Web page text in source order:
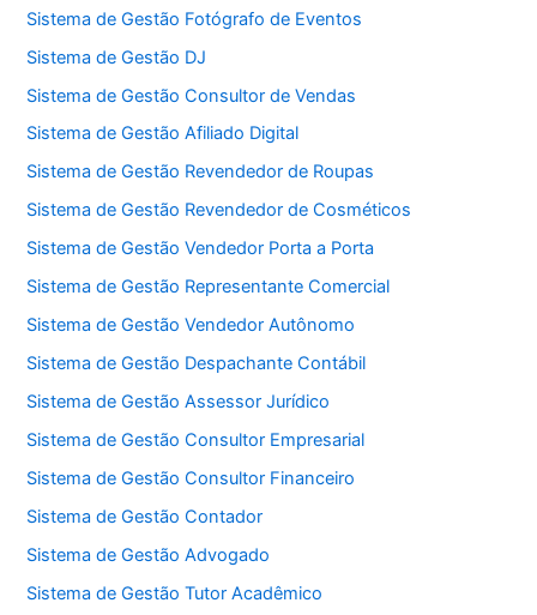
Sistema de Gestão Fotógrafo de Eventos
Sistema de Gestão DJ
Sistema de Gestão Consultor de Vendas
Sistema de Gestão Afiliado Digital
Sistema de Gestão Revendedor de Roupas
Sistema de Gestão Revendedor de Cosméticos
Sistema de Gestão Vendedor Porta a Porta
Sistema de Gestão Representante Comercial
Sistema de Gestão Vendedor Autônomo
Sistema de Gestão Despachante Contábil
Sistema de Gestão Assessor Jurídico
Sistema de Gestão Consultor Empresarial
Sistema de Gestão Consultor Financeiro
Sistema de Gestão Contador
Sistema de Gestão Advogado
Sistema de Gestão Tutor Acadêmico